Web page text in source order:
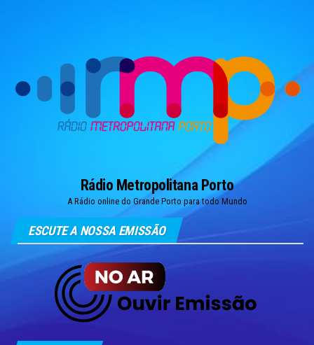
Rádio Metropolitana Porto
A Rádio online do Grande Porto para todo Mundo
ESCUTE A NOSSA EMISSÃO